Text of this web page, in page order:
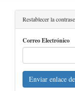
Restablecer la
Correo Electrónico
Enviar enlace